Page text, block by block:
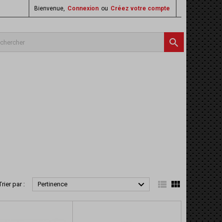
Bienvenue, Connexion ou Créez votre compte

par : Pertinence   